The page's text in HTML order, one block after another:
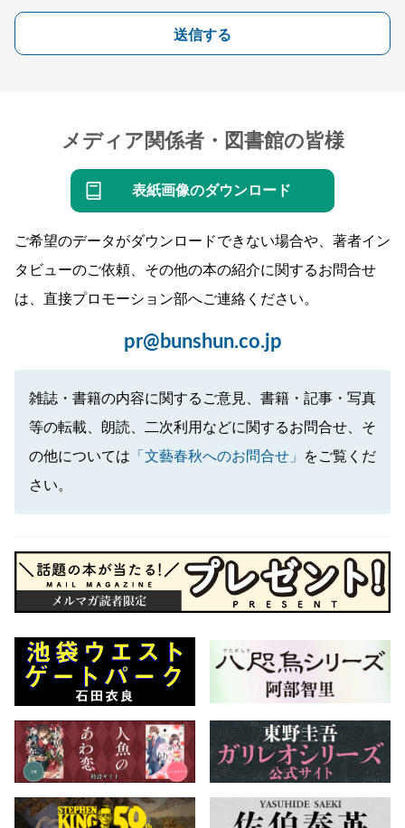
送信する
メディア関係者・図書館の皆様
表紙画像のダウンロード
ご希望のデータがダウンロードできない場合や、著者イン
タビューのご依頼、その他の本の紹介に関するお問合せ
は、直接プロモーション部へご連絡ください。
pr@bunshun.co.jp
雑誌・書籍の内容に関するご意見、書籍・記事・写真
等の転載、朗読、二次利用などに関するお問合せ、そ
の他については 「文藝春秋へのお問合せ」
をご覧くだ
さい。